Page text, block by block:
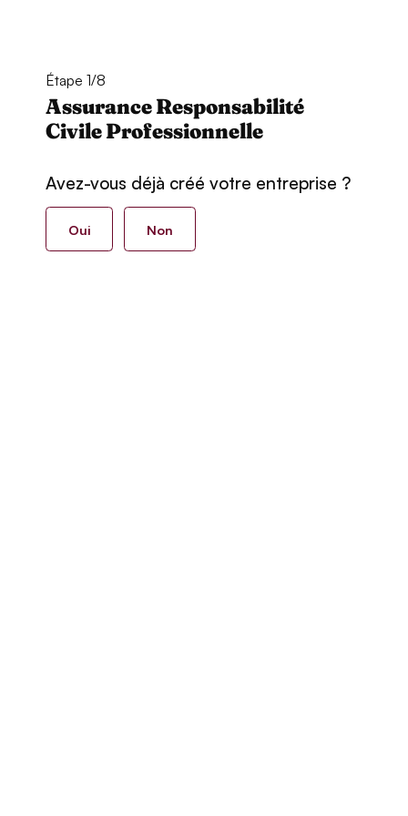
Étape 1/8
Assurance Responsabilité
Civile Professionnelle
Avez-vous déjà créé votre entreprise ?
Oui Non